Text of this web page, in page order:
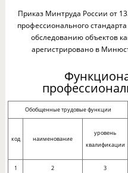
Приказ Минтруда России от
профессионального
обследованию объектов
арегистрировано в
Обобщенные трудовые функции
код наименование
уровень
квалификации
1 2 3